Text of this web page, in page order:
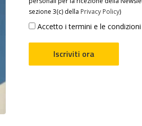
sezione 3(c) della Privacy Policy)
Accetto i termini e le condizioni